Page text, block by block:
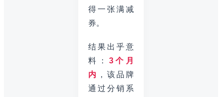
得一张满减
券。
结果出乎意
料： 3个月
内
，该品牌
通过分销系